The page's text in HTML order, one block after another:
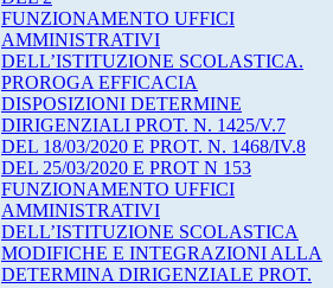
FUNZIONAMENTO UFFICI
AMMINISTRATIVI
DELL’ISTITUZIONE SCOLASTICA.
PROROGA EFFICACIA
DISPOSIZIONI DETERMINE
DIRIGENZIALI PROT. N. 1425/V.7
DEL 18/03/2020 E PROT. N. 1468/IV.8
DEL 25/03/2020 E PROT N 153
FUNZIONAMENTO UFFICI
AMMINISTRATIVI
DELL’ISTITUZIONE SCOLASTICA
MODIFICHE E INTEGRAZIONI ALLA
DETERMINA DIRIGENZIALE PROT.